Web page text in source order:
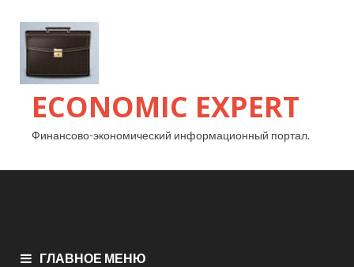
ECONOMIC EXPERT
Финансово-экономический информационный портал.
ГЛАВНОЕ МЕНЮ